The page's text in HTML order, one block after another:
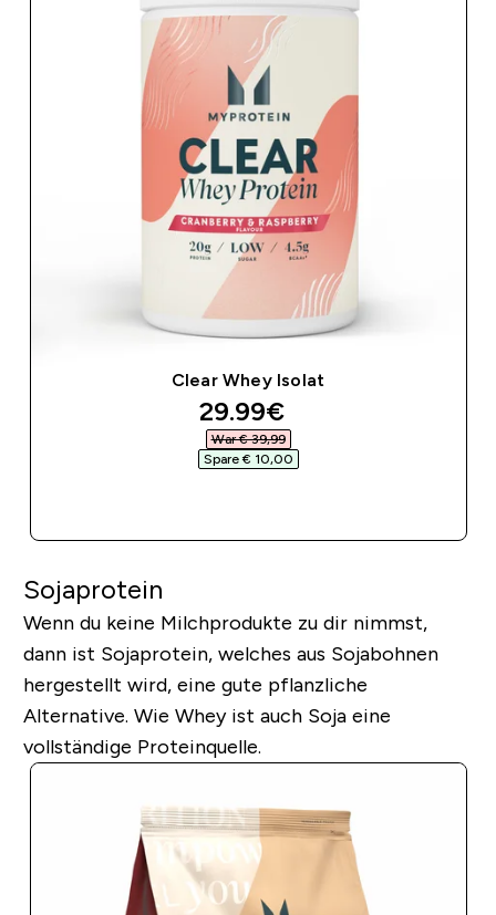
Clear Whey Isolat
discounted price
29.99€‎
War € 39,99‎
Spare € 10,00‎
Sojaprotein
Wenn du keine Milchprodukte zu dir nimmst,
dann ist Sojaprotein, welches aus Sojabohnen
hergestellt wird, eine gute pflanzliche
Alternative. Wie Whey ist auch Soja eine
vollständige Proteinquelle.